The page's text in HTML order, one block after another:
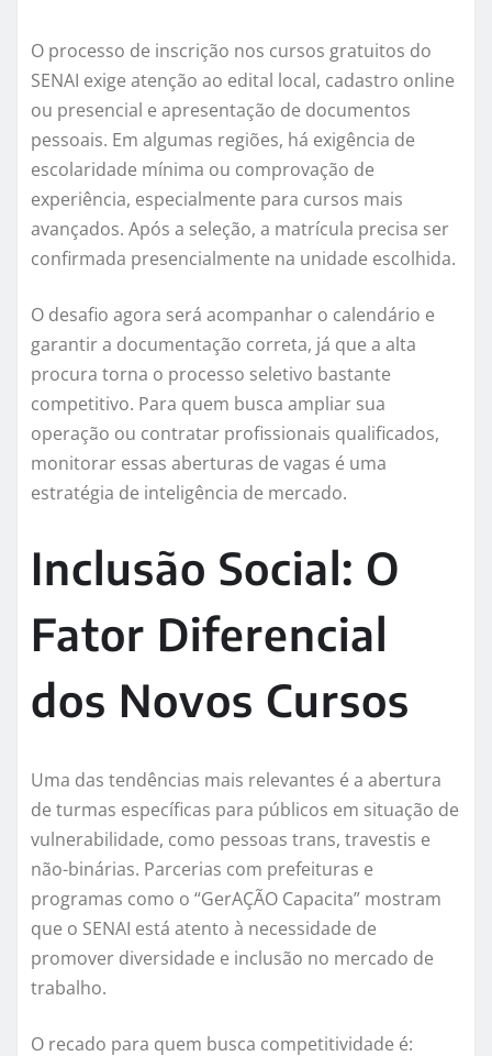
O processo de inscrição nos cursos gratuitos do
SENAI exige atenção ao edital local, cadastro online
ou presencial e apresentação de documentos
pessoais. Em algumas regiões, há exigência de
escolaridade mínima ou comprovação de
experiência, especialmente para cursos mais
avançados. Após a seleção, a matrícula precisa ser
confirmada presencialmente na unidade escolhida.
O desafio agora será acompanhar o calendário e
garantir a documentação correta, já que a alta
procura torna o processo seletivo bastante
competitivo. Para quem busca ampliar sua
operação ou contratar profissionais qualificados,
monitorar essas aberturas de vagas é uma
estratégia de inteligência de mercado.
Inclusão Social: O
Fator Diferencial
dos Novos Cursos
Uma das tendências mais relevantes é a abertura
de turmas específicas para públicos em situação de
vulnerabilidade, como pessoas trans, travestis e
não-binárias. Parcerias com prefeituras e
programas como o “GerAÇÃO Capacita” mostram
que o SENAI está atento à necessidade de
promover diversidade e inclusão no mercado de
trabalho.
O recado para quem busca competitividade é: